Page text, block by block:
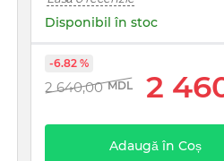
Disponibil în stoc
2 640,00 MDL 2
-6.82 %
Adaugă în Coș